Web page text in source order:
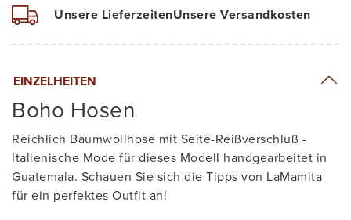
Unsere LieferzeitenUnsere Versandkosten
EINZELHEITEN
Boho Hosen
Reichlich Baumwollhose mit Seite-Reißverschluß -
Italienische Mode für dieses Modell handgearbeitet in
Guatemala. Schauen Sie sich die Tipps von LaMamita
für ein perfektes Outfit an!